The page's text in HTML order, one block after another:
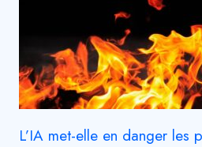
L’IA met-elle en danger les